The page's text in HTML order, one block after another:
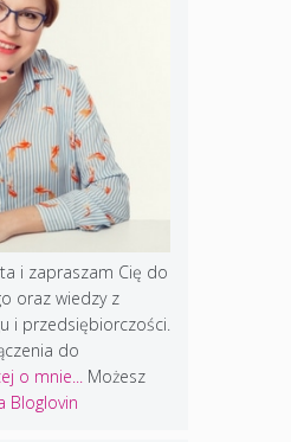
i zapraszam Cię do
oraz wiedzy z
i przedsiębiorczości.
do
o mnie...
Możesz
Bloglovin